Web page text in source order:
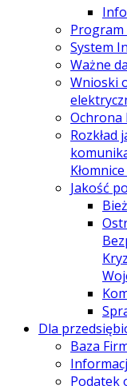
Program
System
Ważne
Wnioski
Ochrona
Rozkład
Jakość
Dla
Baza
Podatek